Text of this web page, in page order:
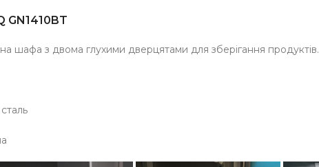
GN1410BT
шафа з двома глухими дверцятами для зберігання продуктів.